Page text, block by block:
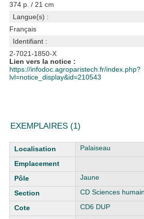
374 p. / 21 cm
Langue(s) :
Français
Identifiant :
2-7021-1850-X
Lien vers la notice :
https://infodoc.agroparistech.fr/index.php?
lvl=notice_display&id=210543
EXEMPLAIRES (1)
Liste des exemplaires Palaiseau
Jaune
CD Sciences
CD6 DUP